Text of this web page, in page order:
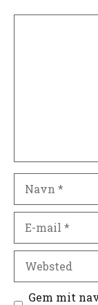
mail
Gem mit